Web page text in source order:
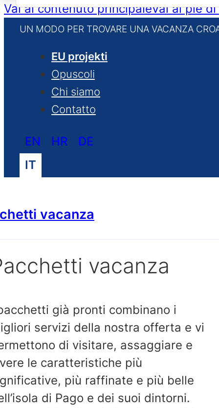
Vai al contenuto principaleVai al piè
UN MODO PER TROVARE UNA VACANZA
EU projekti
Opuscoli
Chi siamo
Contatto
EN HR
DE
IT
vacanza
vacanza
già pronti combinano i
servizi della nostra offerta e vi
di visitare, assaggiare e
le caratteristiche più
più raffinate e più belle
di Pago e dei suoi dintorni.
for: